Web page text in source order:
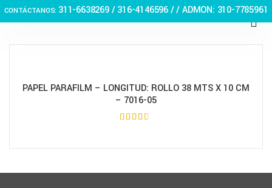
CONTÁCTANOS: 311-6638269 /316-4146596 / / ADMON: 310-7785961
PAPEL PARAFILM – LONGITUD: ROLLO 38 MTS X 10 CM
– 7016-05